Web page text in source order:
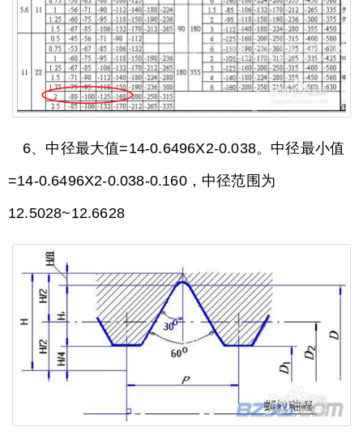
6、中径最大值=14-0.6496X2-0.038。中径最小值
=14-0.6496X2-0.038-0.160，中径范围为
12.5028~12.6628